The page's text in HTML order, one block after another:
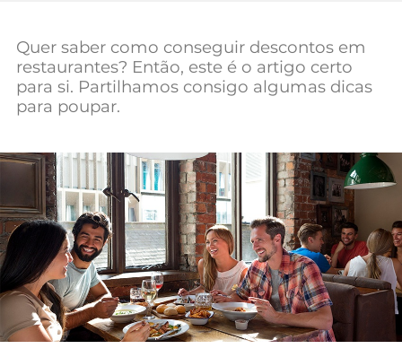
Negócios
Mundial 2026
Quer saber como conseguir descontos em
restaurantes? Então, este é o artigo certo
para si. Partilhamos consigo algumas dicas
para poupar.